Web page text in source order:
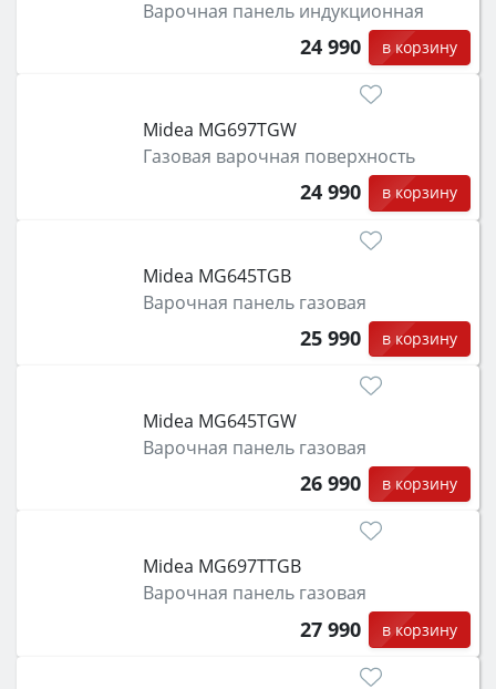
Варочная панель индукционная
24 990 в корзину
Midea MG697TGW
Газовая варочная поверхность
24 990 в корзину
Midea MG645TGB
Варочная панель газовая
25 990 в корзину
Midea MG645TGW
Варочная панель газовая
26 990 в корзину
Midea MG697TTGB
Варочная панель газовая
27 990 в корзину